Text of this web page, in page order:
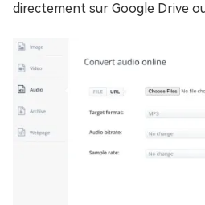
directement sur Google Drive